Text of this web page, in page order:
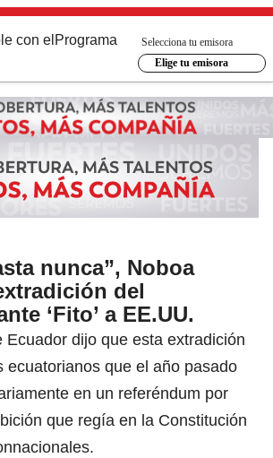
con el Programa
Selecciona tu emisora
Elige tu emisora
nunca”, Noboa
del
‘Fito’ a EE.UU.
Ecuador dijo que esta extradición
ecuatorianos que el año pasado
en un referéndum por
que regía en la Constitución